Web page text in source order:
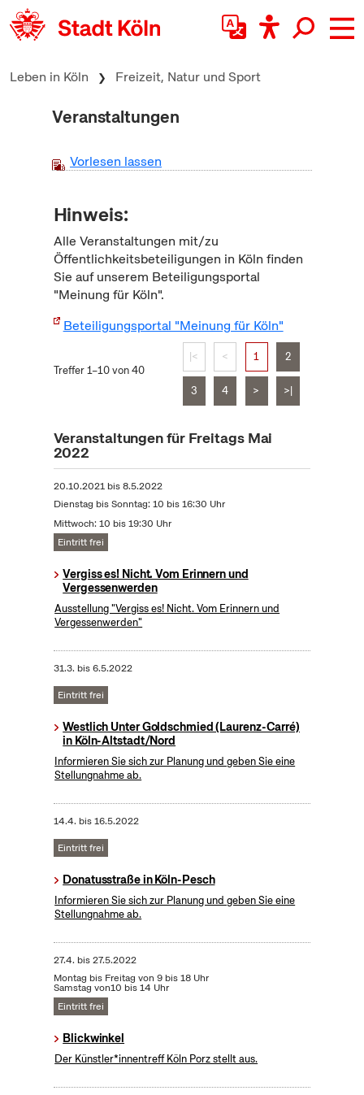
zum Inhalt springen
Leben in Köln Freizeit, Natur und Sport
Veranstaltungen
Vorlesen lassen
Hinweis:
Alle Veranstaltungen mit/zu
Öffentlichkeitsbeteiligungen in Köln finden
Sie auf unserem Beteiligungsportal
"Meinung für Köln".
Beteiligungsportal "Meinung für Köln"
Treffer 1–10 von 40
|< < 1 2
3 4 > >|
Veranstaltungen für Freitags Mai
2022
20.10.2021bis8.5.2022
Dienstag bis Sonntag: 10 bis 16:30 Uhr
Mittwoch: 10 bis 19:30 Uhr
Eintritt frei
Vergiss es! Nicht. Vom Erinnern und
Vergessenwerden
Ausstellung "Vergiss es! Nicht. Vom Erinnern und
Vergessenwerden"
31.3. bis6.5.2022
Eintritt frei
Westlich Unter Goldschmied (Laurenz-Carré)
in Köln-Altstadt/Nord
Informieren Sie sich zur Planung und geben Sie eine
Stellungnahme ab.
14.4. bis16.5.2022
Eintritt frei
Donatusstraße in Köln-Pesch
Informieren Sie sich zur Planung und geben Sie eine
Stellungnahme ab.
27.4. bis27.5.2022
Montag bis Freitag von 9 bis 18 Uhr
Samstag von10 bis 14 Uhr
Eintritt frei
Blickwinkel
Der Künstler*innentreff Köln Porz stellt aus.